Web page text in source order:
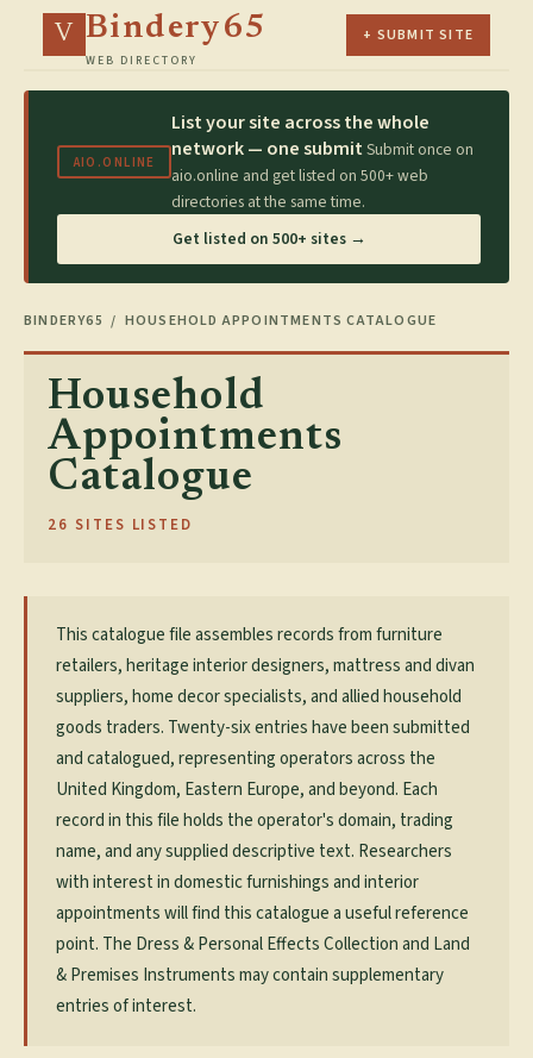
V Bindery65
WEB DIRECTORY
+ SUBMIT SITE
AIO.ONLINE
List your site across the whole
network — one submitSubmit once on
aio.online and get listed on 500+ web
directories at the same time.
Get listed on 500+ sites →
BINDERY65 / HOUSEHOLD APPOINTMENTS CATALOGUE
Household
Appointments
Catalogue
26 SITES LISTED
This catalogue file assembles records from furniture
retailers, heritage interior designers, mattress and divan
suppliers, home decor specialists, and allied household
goods traders. Twenty-six entries have been submitted
and catalogued, representing operators across the
United Kingdom, Eastern Europe, and beyond. Each
record in this file holds the operator's domain, trading
name, and any supplied descriptive text. Researchers
with interest in domestic furnishings and interior
appointments will find this catalogue a useful reference
point. The Dress & Personal Effects Collection and Land
& Premises Instruments may contain supplementary
entries of interest.